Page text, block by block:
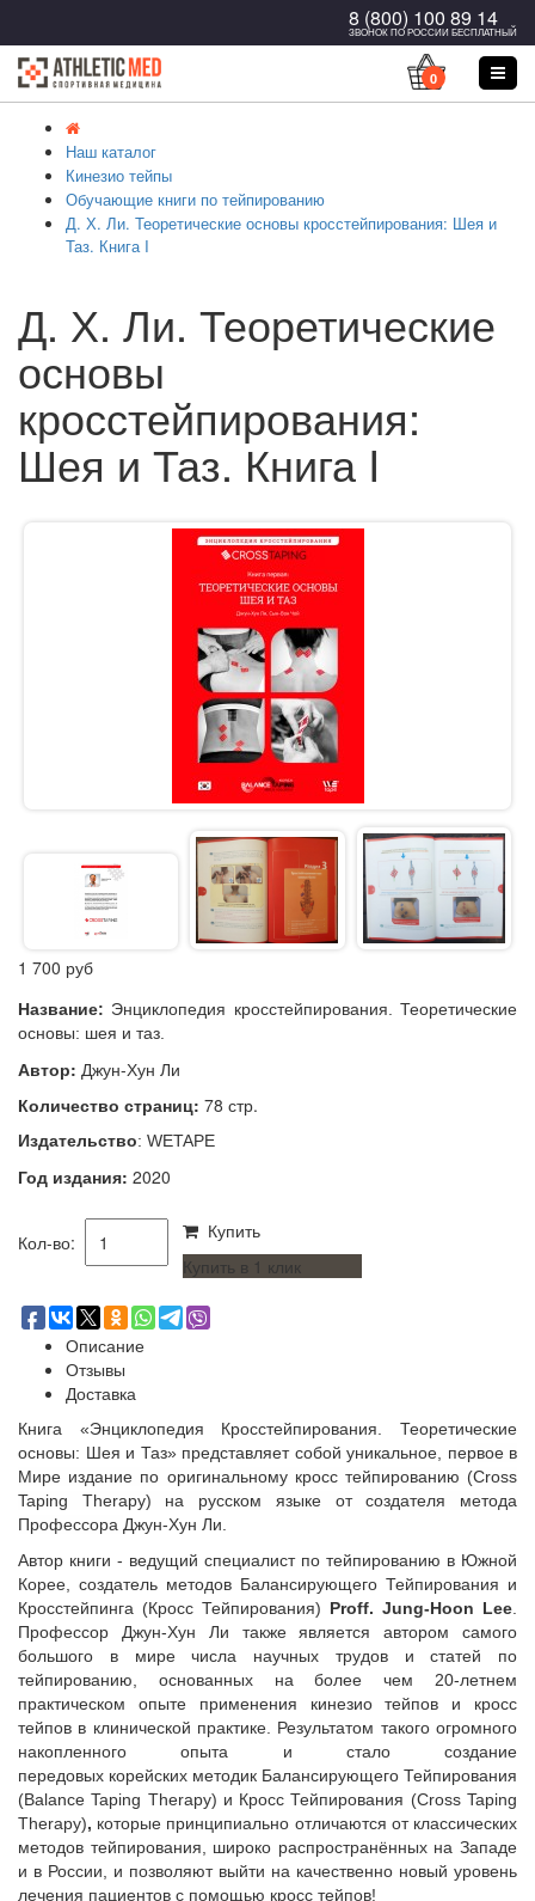
8 (800) 100 89 14
ЗВОНОК ПО РОССИИ БЕСПЛАТНЫЙ
0
Наш каталог
Кинезио тейпы
Обучающие книги по тейпированию
Д. Х. Ли. Теоретические основы кросстейпирования: Шея и
Таз. Книга I
Д. Х. Ли. Теоретические
основы
кросстейпирования:
Шея и Таз. Книга I
1 700 руб
Название: Энциклопедия кросстейпирования. Теоретические
основы: шея и таз.
Автор: Джун-Хун Ли
Количество страниц: 78 стр.
Издательство: WETAPE
Год издания: 2020
Кол-во:
Купить
Купить в 1 клик
Описание
Отзывы
Доставка
Книга «Энциклопедия Кросстейпирования. Теоретические
основы: Шея и Таз» представляет собой уникальное, первое в
Мире издание по оригинальному кросс тейпированию (Cross
Taping Therapy) на русском языке от создателя метода
Профессора Джун-Хун Ли.
Автор книги - ведущий специалист по тейпированию в Южной
Корее, создатель методов Балансирующего Тейпирования и
Кросстейпинга (Кросс Тейпирования) Proff. Jung-Hoon Lee
Профессор Джун-Хун Ли также является автором самого
большого в мире числа научных трудов и статей по
тейпированию, основанных на более чем 20-летнем
практическом опыте применения кинезио тейпов и кросс
тейпов в клинической практике. Результатом такого огромного
накопленного опыта и стало создание
передовых корейских методик Балансирующего Тейпирования
(Balance Taping Therapy) и Кросс Тейпирования (Cross Taping
Therapy), которые принципиально отличаются от классических
методов тейпирования, широко распространённых на Западе
и в России, и позволяют выйти на качественно новый уровень
лечения пациентов с помощью кросс тейпов!